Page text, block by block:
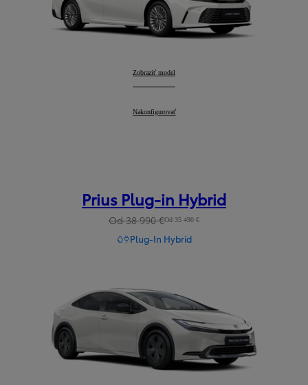
Camry:
Zobraziť model
Camry:
Nakonfigurovať
Prius Plug-in Hybrid
Od 38 990 €Od 35 490 €
Plug-In Hybrid